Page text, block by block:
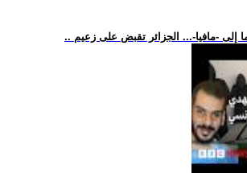
إلى -مافيا-... الجزائر تقبض على زعيم